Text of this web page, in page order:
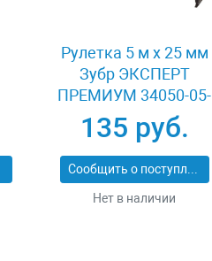
Рулетка 5 м x 25 мм
Зубр ЭКСПЕРТ
ПРЕМИУМ 34050-05-
25_z01
135 руб.
Сообщить о поступлении
Нет в наличии